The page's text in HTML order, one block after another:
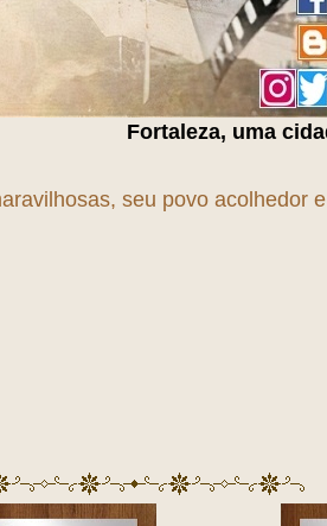
uma cidade emT rAnS fOrM
seu povo acolhedor